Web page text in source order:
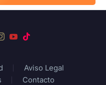
Aviso Legal
Contacto